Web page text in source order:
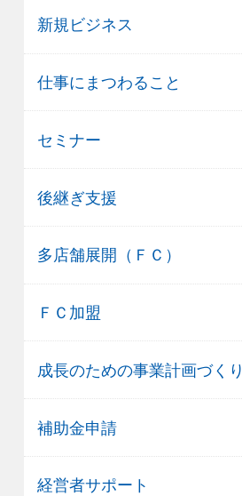
新規ビジネス
仕事にまつわること
セミナー
後継ぎ支援
多店舗展開（ＦＣ）
ＦＣ加盟
成長のための事業計画づくり
補助金申請
経営者サポート